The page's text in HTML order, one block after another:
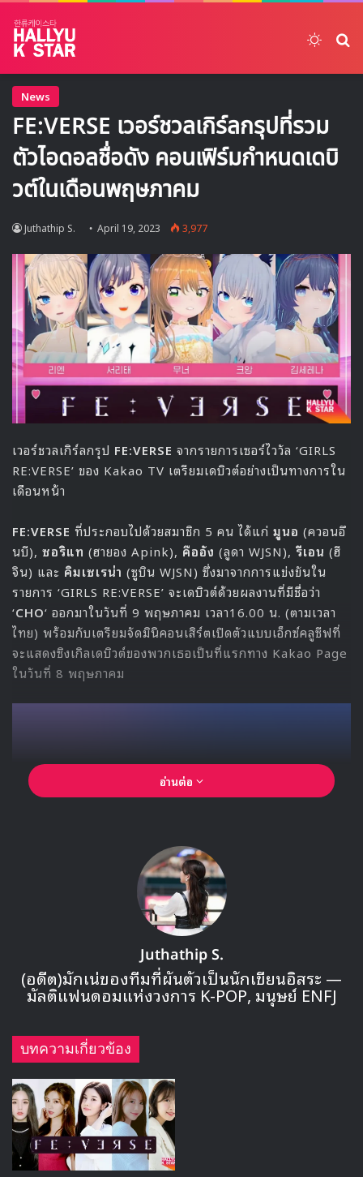
News
FE:VERSE เวอร์ชวลเกิร์ลกรุปที่รวม
ตัวไอดอลชื่อดัง คอนเฟิร์มกำหนดเดบิ
วต์ในเดือนพฤษภาคม
Juthathip S. April 19, 2023 3,977
เวอร์ชวลเกิร์ลกรุป FE:VERSE จากรายการเซอร์ไววัล ‘GIRLS
RE:VERSE’ ของ Kakao TV เตรียมเดบิวต์อย่างเป็นทางการใน
เดือนหน้า
FE:VERSE ที่ประกอบไปด้วยสมาชิก 5 คน ได้แก่ มูนอ (ควอนอึ
นบี), ซอริแท (ฮายอง Apink), คืออัง (ลูดา WJSN), รีเอน (ฮี
จิน) และ คิมเซเรน่า (ซูบิน WJSN) ซึ่งมาจากการแข่งขันใน
รายการ ‘GIRLS RE:VERSE’ จะเดบิวต์ด้วยผลงานที่มีชื่อว่า
‘CHO‘ ออกมาในวันที่ 9 พฤษภาคม เวลา16.00 น. (ตามเวลา
ไทย) พร้อมกับเตรียมจัดมินิคอนเสิร์ตเปิดตัวแบบเอ็กซ์คลูซีฟที่
จะแสดงซิงเกิลเดบิวต์ของพวกเธอเป็นที่แรกทาง Kakao Page
ในวันที่ 8 พฤษภาคม
อ่านต่อ
Juthathip S.
(อดีต)มักเน่ของทีมที่ผันตัวเป็นนักเขียนอิสระ —
มัลติแฟนดอมแห่งวงการ K-POP, มนุษย์ ENFJ
บทความเกี่ยวข้อง